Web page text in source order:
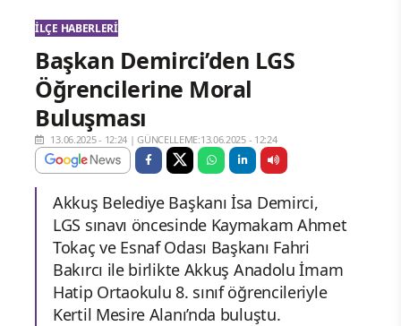
İLÇE HABERLERI
Başkan Demirci’den LGS
Öğrencilerine Moral
Buluşması
13.06.2025 - 12:24 |GÜNCELLEME:13.06.2025 - 12:24
Akkuş Belediye Başkanı İsa Demirci,
LGS sınavı öncesinde Kaymakam Ahmet
Tokaç ve Esnaf Odası Başkanı Fahri
Bakırcı ile birlikte Akkuş Anadolu İmam
Hatip Ortaokulu 8. sınıf öğrencileriyle
Kertil Mesire Alanı’nda buluştu.